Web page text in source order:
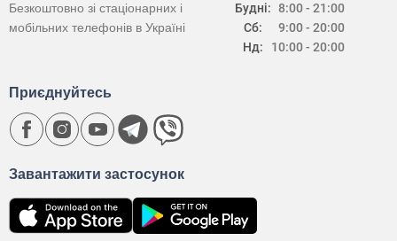
Будні:
Сб:
Нд:
8:00 - 21:00
9:00 - 20:00
10:00 - 20:00
Безкоштовно зі стаціонарних і
мобільних телефонів в Україні
Завантажити застосунок
Приєднуйтесь